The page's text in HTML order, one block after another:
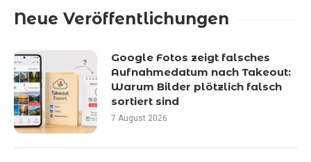
Neue Veröffentlichungen
Google Fotos zeigt falsches
Aufnahmedatum nach Takeout:
Warum Bilder plötzlich falsch
sortiert sind
7 August 2026